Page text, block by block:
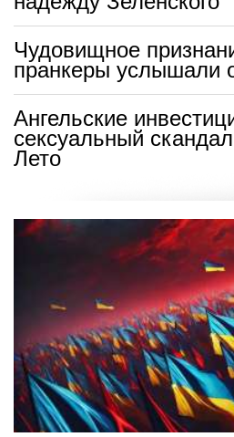
Чудовищное
пранкеры услышали
Ангельские
сексуальный
Лето